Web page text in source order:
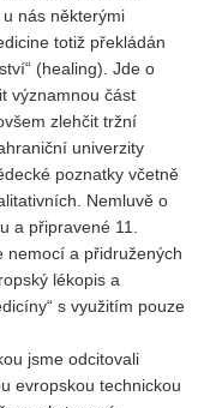
nás některými
totiž překládán
(healing). Jde o
významnou část
zlehčit tržní
univerzity
poznatky včetně
Nemluvě o
a připravené 11.
nemocí a přidružených
lékopis a
s využitím pouze
jsme odcitovali
evropskou technickou